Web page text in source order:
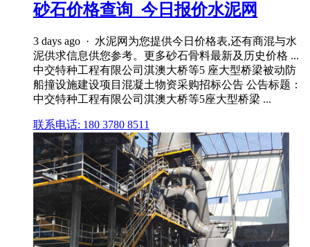
砂石价格查询_今日报价水泥网
3 days ago · 水泥网为您提供今日价格表,还有商混与水
泥供求信息供您参考。更多砂石骨料最新及历史价格 ...
中交特种工程有限公司淇澳大桥等5 座大型桥梁被动防
船撞设施建设项目混凝土物资采购招标公告 公告标题：
中交特种工程有限公司淇澳大桥等5座大型桥梁 ...
联系电话: 180 3780 8511